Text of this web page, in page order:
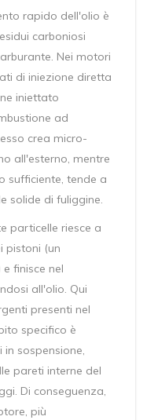
rapido dell'olio è
carboniosi
Nei motori
di iniezione diretta
iniettato
ad
crea micro-
all'esterno, mentre
sufficiente, tende a
solide di fuliggine.
particelle riesce a
pistoni (un
finisce nel
all'olio. Qui
presenti nel
specifico è
sospensione,
pareti interne del
Di conseguenza,
più